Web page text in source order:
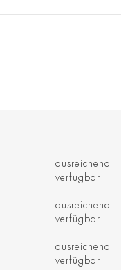
ausreichend
verfügbar
ausreichend
verfügbar
ausreichend
verfügbar